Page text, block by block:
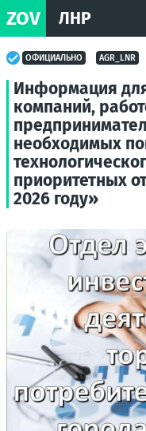
ZOV ЛНР
ОФИЦИАЛЬНО AGR_LNR
Информация
компаний,
необходимых
приоритетных
2026 году»